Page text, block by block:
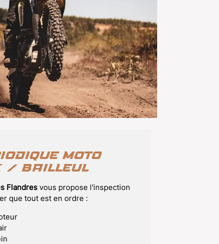
moto
/ Bailleul
Flandresvous propose l'inspection
que tout est en ordre :